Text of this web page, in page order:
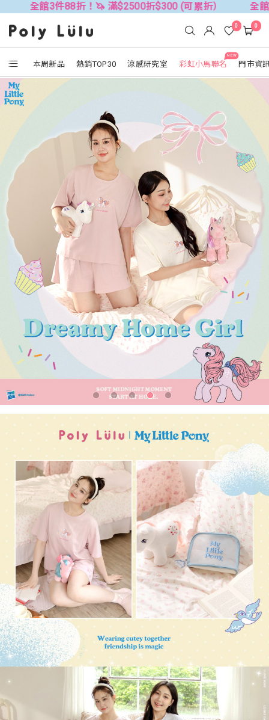
88折！🦄 滿$2500折$300 (可累折） 全館3件88折！
本周新品 熱銷TOP30 涼感研究室
NEW
彩虹小馬聯名 門市資
0 0